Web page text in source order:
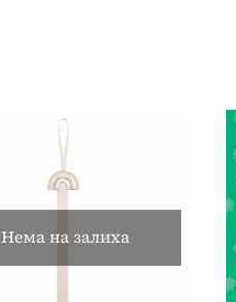
Нема на залиха